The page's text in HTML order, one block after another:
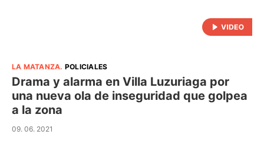
LA MATANZA. POLICIALES
Drama y alarma en Villa Luzuriaga por
una nueva ola de inseguridad que golpea
a la zona
09. 06. 2021